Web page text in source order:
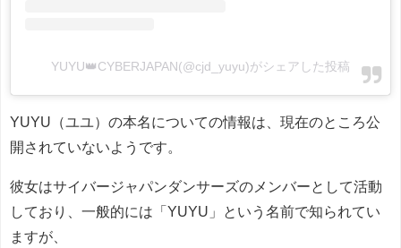
YUYU👑CYBERJAPAN(@cjd_yuyu)がシェアした投稿
YUYU（ユユ）の本名についての情報は、現在のところ公
開されていないようです。
彼女はサイバージャパンダンサーズのメンバーとして活動
しており、一般的には「YUYU」という名前で知られてい
ますが、